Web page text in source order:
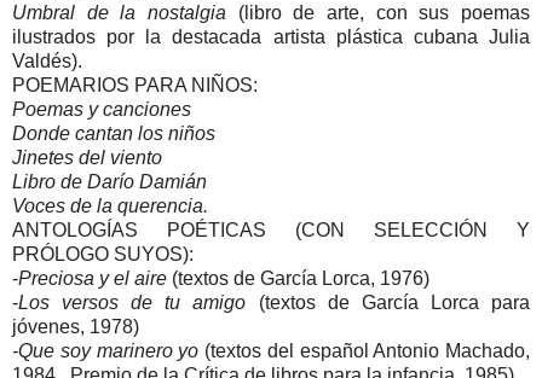
Umbral de la nostalgia (libro de arte, con sus poemas
ilustrados por la destacada artista plástica cubana Julia
Valdés).
POEMARIOS PARA NIÑOS:
Poemas y canciones
Donde cantan los niños
Jinetes del viento
Libro de Darío Damián
Voces de la querencia.
ANTOLOGÍAS POÉTICAS (CON SELECCIÓN Y
PRÓLOGO SUYOS):
-Preciosa y el aire (textos de García Lorca, 1976)
-Los versos de tu amigo (textos de García Lorca para
jóvenes, 1978)
-Que soy marinero yo (textos del español Antonio Machado,